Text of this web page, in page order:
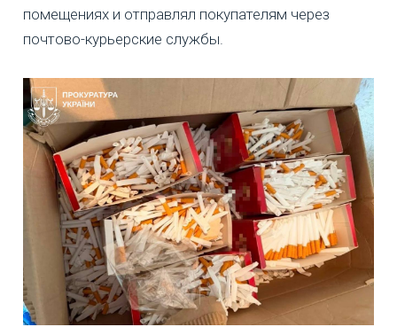
помещениях и отправлял покупателям через
почтово-курьерские службы.